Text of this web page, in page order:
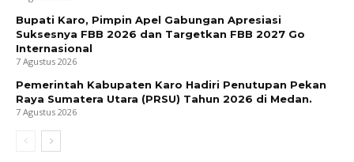
Bupati Karo, Pimpin Apel Gabungan Apresiasi
Suksesnya FBB 2026 dan Targetkan FBB 2027 Go
Internasional
7 Agustus 2026
Pemerintah Kabupaten Karo Hadiri Penutupan Pekan
Raya Sumatera Utara (PRSU) Tahun 2026 di Medan.
7 Agustus 2026